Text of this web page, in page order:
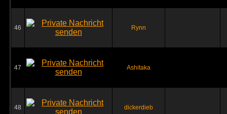
46 Rynn
47 Ashitaka
48 dickerdieb